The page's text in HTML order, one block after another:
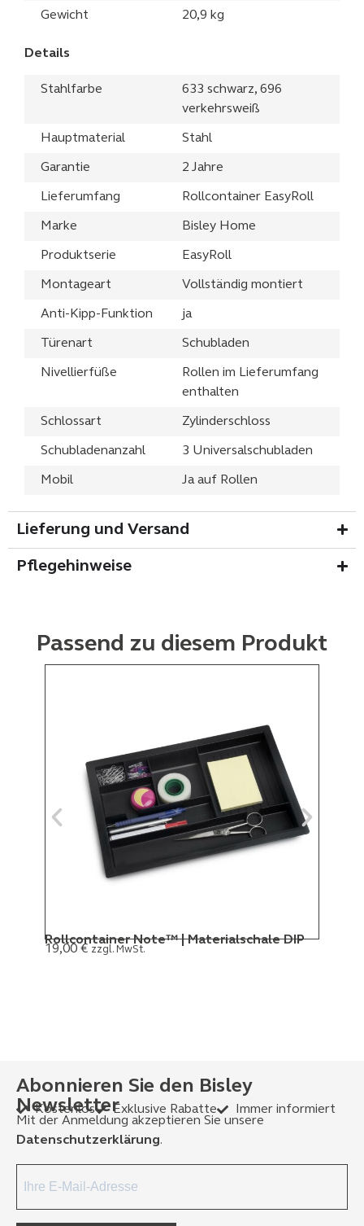
Gewicht 20,9 kg
Details
Stahlfarbe
633 schwarz, 696
verkehrsweiß
Hauptmaterial Stahl
Garantie 2 Jahre
Lieferumfang Rollcontainer EasyRoll
Marke Bisley Home
Produktserie EasyRoll
Montageart Vollständig montiert
Anti-Kipp-Funktion ja
Türenart Schubladen
Nivellierfüße
Rollen im Lieferumfang
enthalten
Schlossart Zylinderschloss
Schubladenanzahl 3 Universalschubladen
Mobil Ja auf Rollen
Lieferung und Versand
Pflegehinweise
Passend zu diesem Produkt
Rollcontainer Note™ | Materialschale DIP
19,00 € zzgl. MwSt.
Abonnieren Sie den Bisley
Newsletter
Kostenlos Exklusive Rabatte
Immer informiert
Mit der Anmeldung akzeptieren Sie unsere
Datenschutzerklärung.